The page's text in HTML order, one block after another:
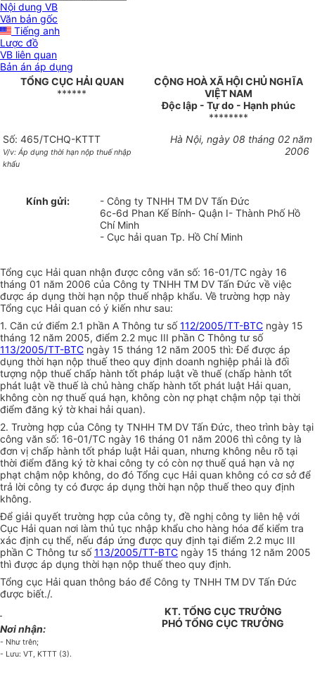
Nội dung VB
Văn bản gốc
Tiếng anh
Lược đồ
VB liên quan
Bản án áp dụng
TỔNG CỤC HẢI QUAN
******
CỘNG HOÀ XÃ HỘI CHỦ NGHĨA
VIỆT NAM
Độc lập - Tự do - Hạnh phúc
********
Số: 465/TCHQ-KTTT
V/v: Áp dụng thời hạn nộp thuế nhập
khẩu
Hà Nội, ngày 08 tháng 02 năm
2006
Kính gửi:
- Công ty TNHH TM DV Tấn Đức
6c-6d Phan Kế Bính- Quận I- Thành Phố Hồ
Chí Minh
- Cục hải quan Tp. Hồ Chí Minh
Tổng cục Hải quan nhận được công văn số: 16-01/TC ngày 16
tháng 01 năm 2006 của Công ty TNHH TM DV Tấn Đức về việc
được áp dụng thời hạn nộp thuế nhập khẩu. Về trường hợp này
Tổng cục Hải quan có ý kiến như sau:
1. Căn cứ điểm 2.1 phần A Thông tư số112/2005/TT-BTC ngày 15
tháng 12 năm 2005, điểm 2.2 mục III phần C Thông tư số
113/2005/TT-BTC ngày 15 tháng 12 năm 2005 thì: Để được áp
dụng thời hạn nộp thuế theo quy định doanh nghiệp phải là đối
tượng nộp thuế chấp hành tốt pháp luật về thuế (chấp hành tốt
phát luật về thuế là chủ hàng chấp hành tốt phát luật Hải quan,
không còn nợ thuế quá hạn, không còn nợ phạt chậm nộp tại thời
điểm đăng ký tờ khai hải quan).
2. Trường hợp của Công ty TNHH TM DV Tấn Đức, theo trình bày tại
công văn số: 16-01/TC ngày 16 tháng 01 năm 2006 thì công ty là
đơn vị chấp hành tốt pháp luật Hải quan, nhưng không nêu rõ tại
thời điểm đăng ký tờ khai công ty có còn nợ thuế quá hạn và nợ
phạt chậm nộp không, do đó Tổng cục Hải quan không có cơ sở để
trả lời công ty có được áp dụng thời hạn nộp thuế theo quy định
không.
Để giải quyết trường hợp của công ty, đề nghị công ty liên hệ với
Cục Hải quan nơi làm thủ tục nhập khẩu cho hàng hóa để kiểm tra
xác định cụ thể, nếu đáp ứng được quy định tại điểm 2.2 mục III
phần C Thông tư số113/2005/TT-BTC ngày 15 tháng 12 năm 2005
thì được áp dụng thời hạn nộp thuế theo quy định.
Tổng cục Hải quan thông báo để Công ty TNHH TM DV Tấn Đức
được biết./.
Nơi nhận:
- Như trên;
- Lưu: VT, KTTT (3).
KT. TỔNG CỤC TRƯỞNG
PHÓ TỔNG CỤC TRƯỞNG